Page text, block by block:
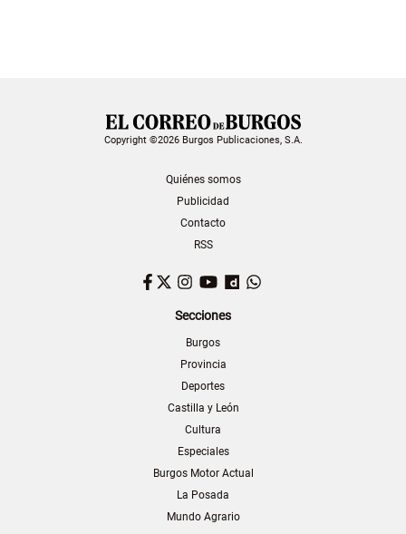
Copyright ©2026 Burgos Publicaciones, S.A.
Quiénes somos
Publicidad
Contacto
RSS
Facebook
TwitterInstagram
YouTubeDailymotion
Secciones
Burgos
Provincia
Deportes
Castilla y León
Cultura
Especiales
Burgos Motor Actual
La Posada
Mundo Agrario